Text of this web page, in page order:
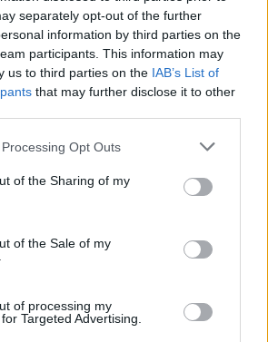
separately opt-out of the further
information by third parties on the
participants. This information may
us to third parties on the IAB’s List of
that may further disclose it to other
Opt Outs
of the Sharing of my
of the Sale of my
of processing my
Targeted Advertising.